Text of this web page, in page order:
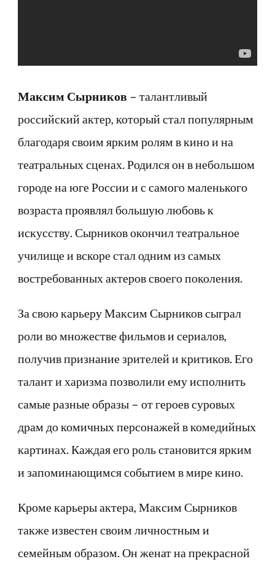
и
Максим Сырников – талантливый
российский актер, который стал популярным
благодаря своим ярким ролям в кино и на
театральных сценах. Родился он в небольшом
городе на юге России и с самого маленького
возраста проявлял большую любовь к
искусству. Сырников окончил театральное
училище и вскоре стал одним из самых
востребованных актеров своего поколения.
За свою карьеру Максим Сырников сыграл
роли во множестве фильмов и сериалов,
получив признание зрителей и критиков. Его
талант и харизма позволили ему исполнить
самые разные образы – от героев суровых
драм до комичных персонажей в комедийных
картинах. Каждая его роль становится ярким
и запоминающимся событием в мире кино.
Кроме карьеры актера, Максим Сырников
также известен своим личностным и
семейным образом. Он женат на прекрасной